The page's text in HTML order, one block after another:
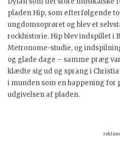
pladen Hip, som efterfølgende
ungdomsoprøret og blev et
rockhistorie. Hip blev indspillet i
Metronome-studie, og
og glade dage – samme præg
klædte sig ud og sprang i
i munden som en happening for
udgivelsen af pladen.